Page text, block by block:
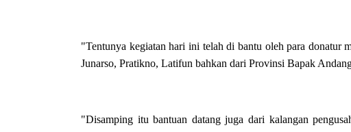
"Tentunya kegiatan hari ini telah di bantu oleh para donatur
Junarso, Pratikno, Latifun bahkan dari Provinsi Bapak
"Disamping itu bantuan datang juga dari kalangan